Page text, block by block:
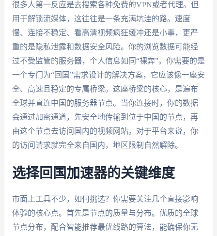
很多人第一反应是去搜索各种免费的VPN或者代理。但
用于解锁流媒体，这往往是一条充满坑洼的路。速度
慢、连接不稳定、看高清视频疯狂缓冲还是小事，更严
重的是隐私泄露和数据安全风险。你的浏览数据可能经
过不受监管的服务器，个人信息如同“裸奔”。你需要的是
一个专门为“回国”需求设计的解决方案，它应该像一座安
全、高速且稳定的专属桥梁。这座桥梁的核心，是遍布
全球并直连中国的服务器节点。当你连接时，你的数据
会通过加密通道，先安全地传输到位于中国的节点，再
由这个节点去访问国内的视频网站。对于平台来说，你
的访问请求就完全来自国内，地区限制自然解除。
选择回国加速器的关键维度
市面上工具不少，如何挑选？你需要关注几个直接影响
体验的核心点。首先是节点的质量与分布。优质的全球
节点分布，配合智能推荐最优线路的算法，能确保你无